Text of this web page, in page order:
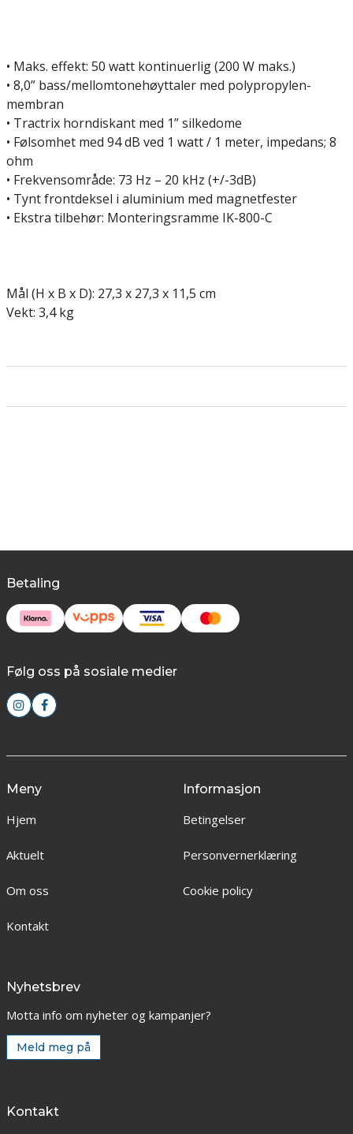
• Maks. effekt: 50 watt kontinuerlig (200 W maks.)
• 8,0” bass/mellomtonehøyttaler med polypropylen-
membran
• Tractrix horndiskant med 1” silkedome
• Følsomhet med 94 dB ved 1 watt / 1 meter, impedans; 8
ohm
• Frekvensområde: 73 Hz – 20 kHz (+/-3dB)
• Tynt frontdeksel i aluminium med magnetfester
• Ekstra tilbehør: Monteringsramme IK-800-C
Mål (H x B x D): 27,3 x 27,3 x 11,5 cm
Vekt: 3,4 kg
Betaling
Følg oss på sosiale medier
Meny
Hjem
Aktuelt
Om oss
Kontakt
Informasjon
Betingelser
Personvernerklæring
Cookie policy
Nyhetsbrev
Motta info om nyheter og kampanjer?
Meld meg på
Kontakt